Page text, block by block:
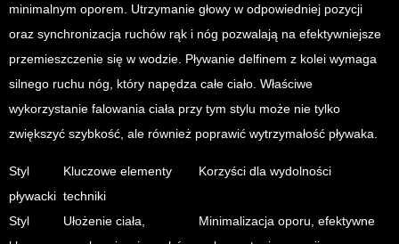
minimalnym oporem. Utrzymanie głowy w odpowiedniej pozycji
oraz synchronizacja ruchów rąk i nóg pozwalają na efektywniejsze
przemieszczenie się w wodzie. Pływanie delfinem z kolei wymaga
silnego ruchu nóg, który napędza całe ciało. Właściwe
wykorzystanie falowania ciała przy tym stylu może nie tylko
zwiększyć szybkość, ale również poprawić wytrzymałość pływaka.
Styl
pływacki
Kluczowe elementy
techniki
Korzyści dla wydolności
Styl
Ułożenie ciała,
Minimalizacja oporu, efektywne